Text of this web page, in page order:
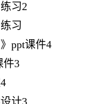
习2
习
ppt课件4
件3
计3